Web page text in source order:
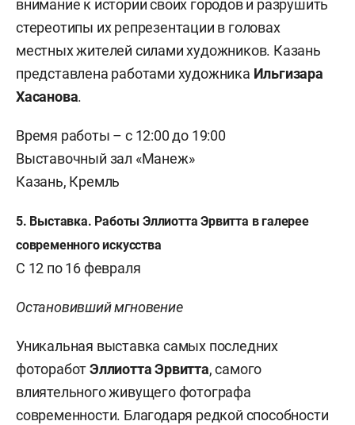
внимание к истории своих городов и разрушить
стереотипы их репрезентации в головах
местных жителей силами художников. Казань
представлена работами художника Ильгизара
Хасанова.
Время работы –с 12:00 до 19:00
Выставочный зал «Манеж»
Казань, Кремль
5. Выставка. Работы Эллиотта Эрвитта в галерее
современного искусства
С 12 по 16 февраля
Остановивший мгновение
Уникальная выставка самых последних
фотоработЭллиотта Эрвитта, самого
влиятельного живущего фотографа
современности. Благодаря редкой способности